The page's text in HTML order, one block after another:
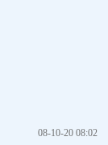
08-10-20 08:02